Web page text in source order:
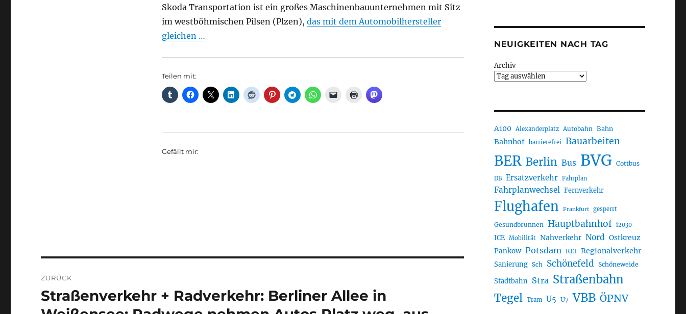
Skoda Transportation ist ein großes Maschinenbauunternehmen mit Sitz
im westböhmischen Pilsen (Plzen), das mit dem Automobilhersteller
gleichen …
Teilen mit:
Gefällt mir:
ZURÜCK
Vorheriger
Beitrag:
Straßenverkehr + Radverkehr: Berliner Allee in
NEUIGKEITEN NACH TAG
Archiv
A100 Alexanderplatz Autobahn Bahn
Bahnhof barrierefrei Bauarbeiten
BER Berlin Bus BVG Cottbus
DB Ersatzverkehr Fahrplan
Fahrplanwechsel Fernverkehr
Flughafen Frankfurt gesperrt
Gesundbrunnen Hauptbahnhof i2030
ICE Mobilität Nahverkehr Nord Ostkreuz
Pankow Potsdam RE1 Regionalverkehr
Sanierung Sch Schönefeld Schöneweide
Stadtbahn Stra Straßenbahn
Tegel Tram U5 U7 VBB ÖPNV